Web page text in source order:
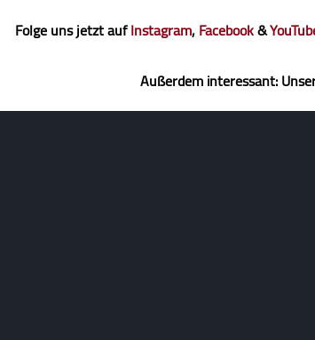
Folge uns jetzt aufInstagram,Facebook&
Außerdem interessant: